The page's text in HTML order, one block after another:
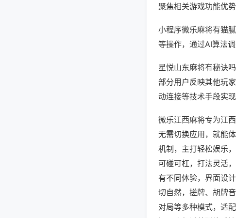
聚焦相关游戏功能优势
小程序微乐麻将有猫
等操作，通过AI算法
星悦山东麻将有秘诀
部分用户反映其他玩
动连接等技术手段实现
微乐江西麻将专为江
无需切换应用，就能
机制，主打轻松娱乐
可碰可杠，打法灵活
有不同体验，界面设
切自然，搓牌、胡牌
对局等多种模式，适